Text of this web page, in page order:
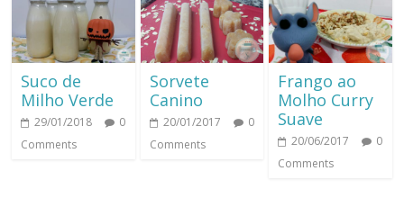
Suco de
Milho Verde
29/01/2018
0
Comments
​Sorvete
Canino
20/01/2017
0
Comments
Frango ao
Molho Curry
Suave
20/06/2017
0
Comments